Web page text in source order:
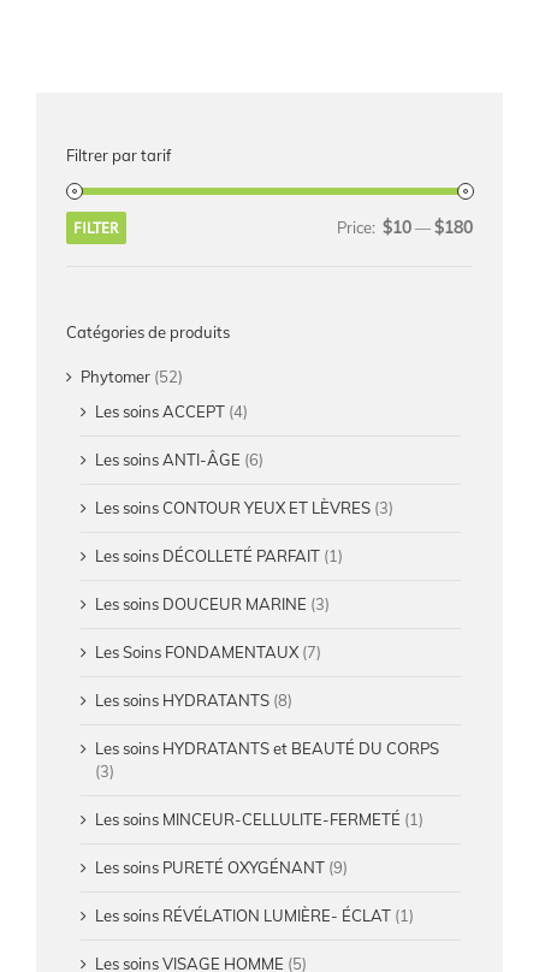
Filtrer par tarif
FILTER Price: $10—$180
Catégories de produits
Phytomer (52)
Les soins ACCEPT (4)
Les soins ANTI-ÂGE (6)
Les soins CONTOUR YEUX ET LÈVRES (3)
Les soins DÉCOLLETÉ PARFAIT (1)
Les soins DOUCEUR MARINE (3)
Les Soins FONDAMENTAUX (7)
Les soins HYDRATANTS (8)
Les soins HYDRATANTS et BEAUTÉ DU CORPS
(3)
Les soins MINCEUR-CELLULITE-FERMETÉ (1)
Les soins PURETÉ OXYGÉNANT (9)
Les soins RÉVÉLATION LUMIÈRE- ÉCLAT (1)
Les soins VISAGE HOMME (5)